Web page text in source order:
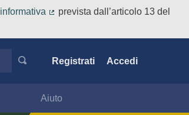
informativa
prevista dall’articolo 13 del
Registrati Accedi
Aiuto